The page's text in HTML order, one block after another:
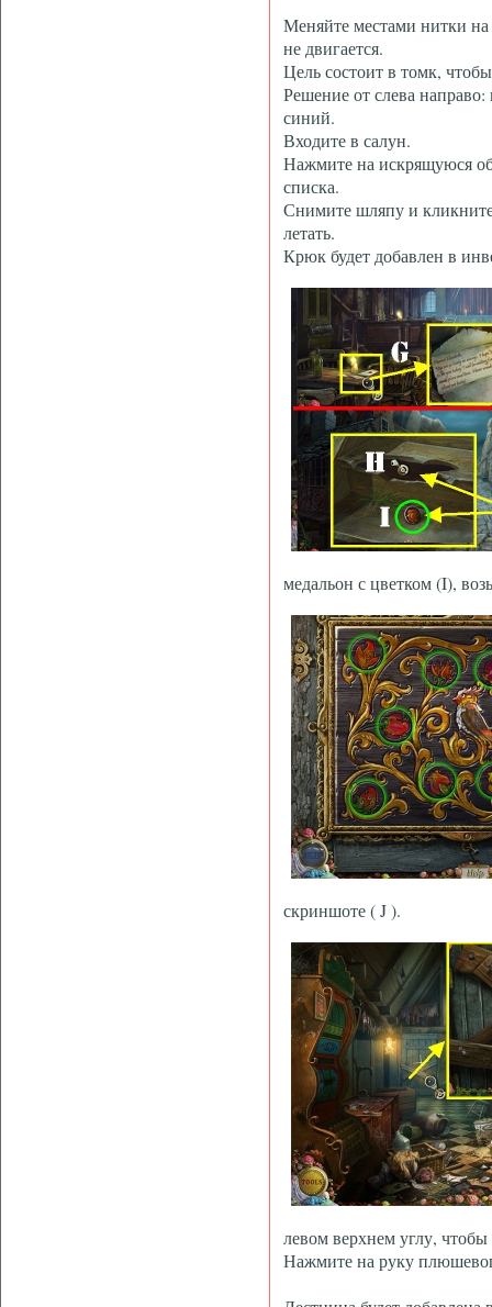
Меняйте местами нитки на
не двигается.
Цель состоит в томк,
Решение от слева
синий.
Входите в салун.
Нажмите на искрящуюся
списка.
Снимите шляпу и кликните
летать.
Крюк будет добавлен в
медальон с цветком (I),
скриншоте ( J ).
левом верхнем углу, чтобы
Нажмите на руку